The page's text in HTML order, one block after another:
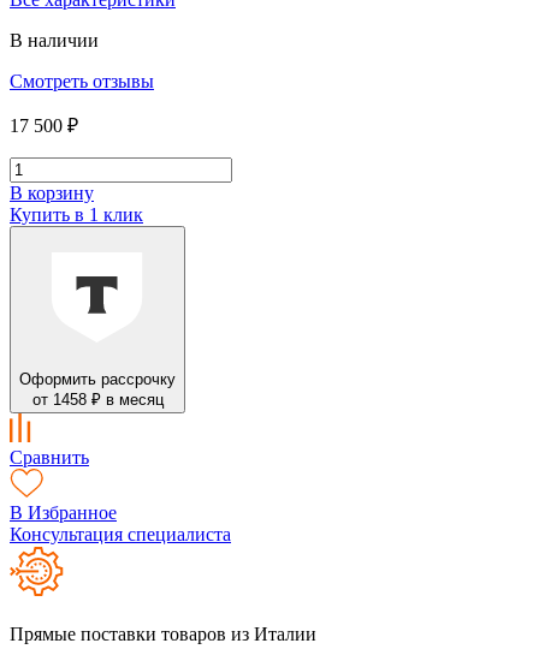
В наличии
Смотреть отзывы
17 500 ₽
В корзину
Купить в 1 клик
Оформить рассрочку
от 1458 ₽ в месяц
Сравнить
В Избранное
Консультация специалиста
Прямые поставки товаров из Италии